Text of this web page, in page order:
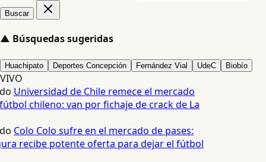
Buscar
▲ Búsquedas sugeridas
Huachipato Deportes Concepción Fernández Vial UdeC Biobío
VIVO
Universidad de Chile remece el mercado
chileno: van por fichaje de crack de La
Colo Colo sufre en el mercado de pases:
recibe potente oferta para dejar el fútbol